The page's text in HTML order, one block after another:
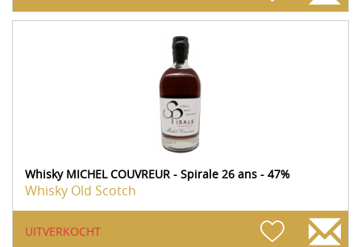
Whisky MICHEL COUVREUR - Spirale 26 ans - 47%
Whisky Old Scotch
UITVERKOCHT